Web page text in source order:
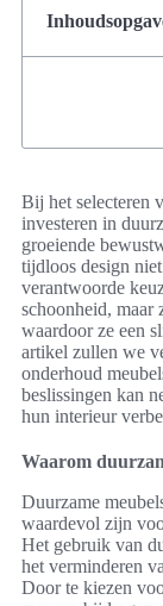
Bij het selecteren
investeren in
groeiende
tijdloos design
verantwoorde
schoonheid, maar
waardoor ze een
artikel zullen we
onderhoud
beslissingen kan
hun interieur
Waarom
Duurzame
waardevol zijn
Het gebruik van
het verminderen
Door te kiezen